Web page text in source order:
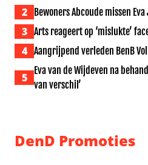
2 Bewoners Abcoude missen
3 Arts reageert op ‘mislukte’
4 Aangrijpend verleden BenB
5
Eva van de Wijdeven na
van verschil’
DenD Promoties